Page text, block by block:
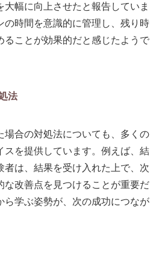
大幅に向上させたと報告していま
の時間を意識的に管理し、残り時
ることが効果的だと感じたようで
法
場合の対処法についても、多くの
スを提供しています。例えば、結
者は、結果を受け入れた上で、次
な改善点を見つけることが重要だ
ら学ぶ姿勢が、次の成功につなが